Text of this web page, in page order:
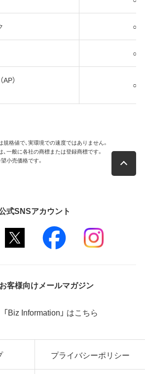
○
○
）
○
格値で、実環境での速度ではありません。
一般に各社の商標または登録商標です。
小売価格です。
式SNSアカウント
客様向けメールマガジン
「Biz Information」 はこちら
プライバシーポリシー